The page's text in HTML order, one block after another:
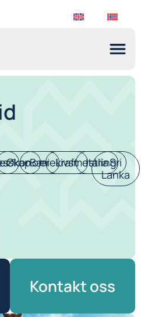
ØkonomiBærekraftLivsmestring
ItaliaSri
Lanka
Kontakt oss